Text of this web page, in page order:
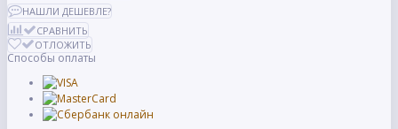
НАШЛИ ДЕШЕВЛЕ?
СРАВНИТЬ
ОТЛОЖИТЬ
Способы оплаты